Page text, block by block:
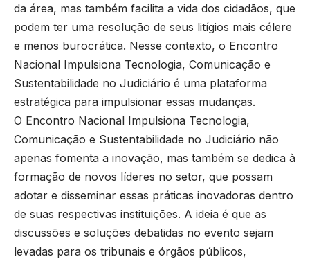
da área, mas também facilita a vida dos cidadãos, que
podem ter uma resolução de seus litígios mais célere
e menos burocrática. Nesse contexto, o Encontro
Nacional Impulsiona Tecnologia, Comunicação e
Sustentabilidade no Judiciário é uma plataforma
estratégica para impulsionar essas mudanças.
O Encontro Nacional Impulsiona Tecnologia,
Comunicação e Sustentabilidade no Judiciário não
apenas fomenta a inovação, mas também se dedica à
formação de novos líderes no setor, que possam
adotar e disseminar essas práticas inovadoras dentro
de suas respectivas instituições. A ideia é que as
discussões e soluções debatidas no evento sejam
levadas para os tribunais e órgãos públicos,